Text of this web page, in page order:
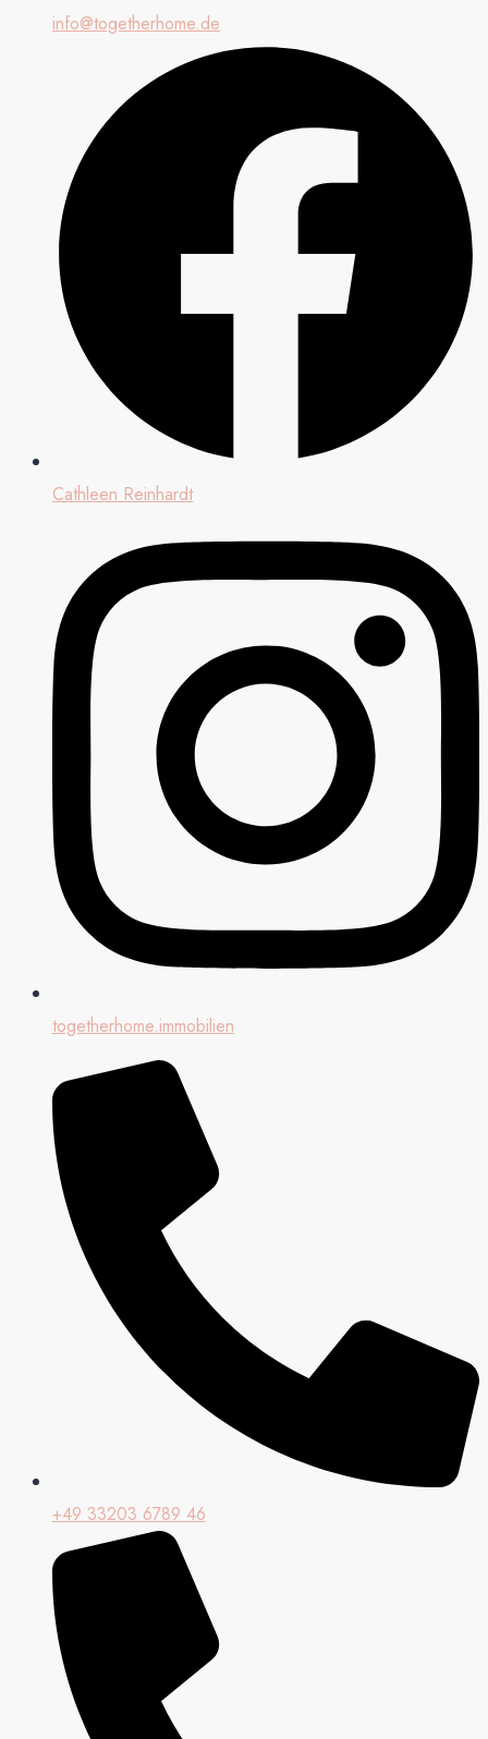
info@togetherhome.de
Cathleen Reinhardt
togetherhome.immobilien
+49 33203 6789 46